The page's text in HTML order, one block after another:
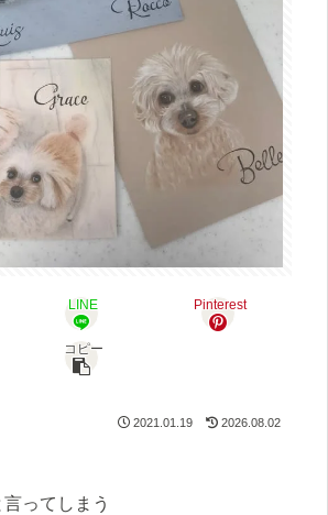
LINE Pinterest
コピー
2021.01.19 2026.08.02
ってしまう